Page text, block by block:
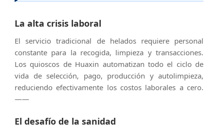
La alta crisis laboral
El servicio tradicional de helados requiere personal
constante para la recogida, limpieza y transacciones.
Los quioscos de Huaxin automatizan todo el ciclo de
vida de selección, pago, producción y autolimpieza,
reduciendo efectivamente los costos laborales a cero.
——
El desafío de la sanidad